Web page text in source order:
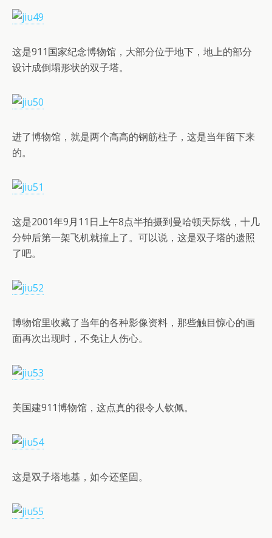
这是911国家纪念博物馆，大部分位于地下，地上的部分
设计成倒塌形状的双子塔。
进了博物馆，就是两个高高的钢筋柱子，这是当年留下来
的。
这是2001年9月11日上午8点半拍摄到曼哈顿天际线，十几
分钟后第一架飞机就撞上了。可以说，这是双子塔的遗照
了吧。
博物馆里收藏了当年的各种影像资料，那些触目惊心的画
面再次出现时，不免让人伤心。
美国建911博物馆，这点真的很令人钦佩。
这是双子塔地基，如今还坚固。